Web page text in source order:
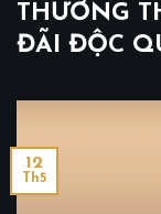
THƯỞNG
ĐÃI ĐỘC
12
Th5